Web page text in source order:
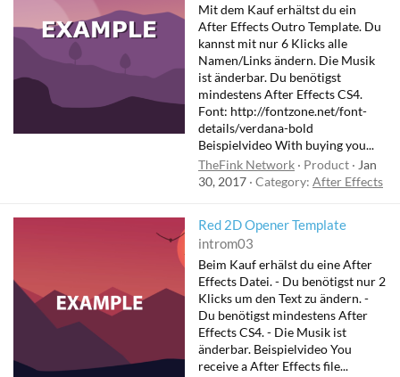
Mit dem Kauf erhältst du ein
After Effects Outro Template. Du
kannst mit nur 6 Klicks alle
Namen/Links ändern. Die Musik
ist änderbar. Du benötigst
mindestens After Effects CS4.
Font: http://fontzone.net/font-
details/verdana-bold
Beispielvideo With buying you...
TheFink Network
Product
Jan
30, 2017 Category: After Effects
Red 2D Opener Template
introm03
Beim Kauf erhälst du eine After
Effects Datei. - Du benötigst nur 2
Klicks um den Text zu ändern. -
Du benötigst mindestens After
Effects CS4. - Die Musik ist
änderbar. Beispielvideo You
receive a After Effects file...